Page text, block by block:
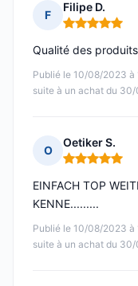
F
Filipe D.
Note : 5 sur 5
Publié le 10/08/2023 à
suite à un achat du
Qualité des
O
Oetiker S.
Note : 5 sur 5
Publié le 10/08/2023 à
suite à un achat du
EINFACH TOP
KENNE.........